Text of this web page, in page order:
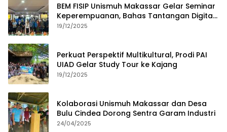
BEM FISIP Unismuh Makassar Gelar Seminar
Keperempuanan, Bahas Tantangan Digital
dan Budaya Lokal
19/12/2025
Perkuat Perspektif Multikultural, Prodi PAI
UIAD Gelar Study Tour ke Kajang
19/12/2025
Kolaborasi Unismuh Makassar dan Desa
Bulu Cindea Dorong Sentra Garam Industri
24/04/2025